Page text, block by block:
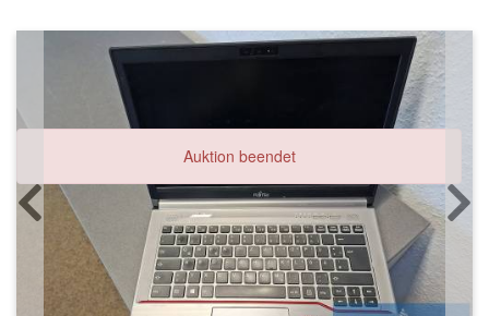
Auktion beendet